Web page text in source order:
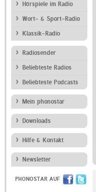
Hörspiele im Radio
Wort- & Sport-Radio
Klassik-Radio
Radiosender
Beliebteste Radios
Beliebteste Podcasts
Mein phonostar
Downloads
Hilfe & Kontakt
Newsletter
PHONOSTAR AUF